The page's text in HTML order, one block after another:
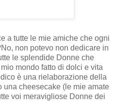
a tutte le mie amiche che ogni
non potevo non dedicare in
le splendide Donne che
mondo fatto di dolci e vita
è una rielaborazione della
una cheesecake (le mie amate
voi meravigliose Donne dei